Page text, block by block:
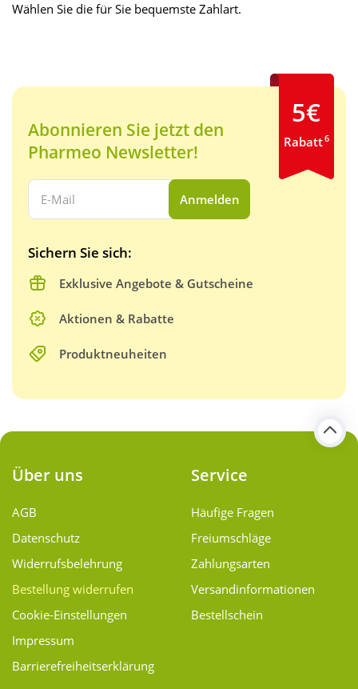
Wählen Sie die für Sie bequemste Zahlart.
Abonnieren Sie jetzt den
Pharmeo Newsletter!
Ihre E-Mail Adresse:
Anmelden
Sichern Sie sich:
Exklusive Angebote & Gutscheine
Aktionen & Rabatte
Produktneuheiten
5€
Rabatt6
Über uns
AGB
Datenschutz
Widerrufsbelehrung
Bestellung widerrufen
Cookie-Einstellungen
Impressum
Barrierefreiheitserklärung
Service
Häufige Fragen
Freiumschläge
Zahlungsarten
Versand­informationen
Bestellschein